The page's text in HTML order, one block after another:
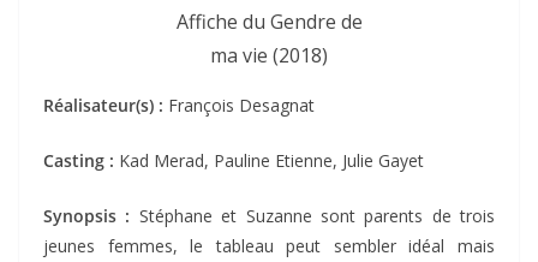
Affiche du Gendre de
ma vie (2018)
Réalisateur(s) : François Desagnat
Casting : Kad Merad, Pauline Etienne, Julie Gayet
Synopsis : Stéphane et Suzanne sont parents de trois
jeunes femmes, le tableau peut sembler idéal mais